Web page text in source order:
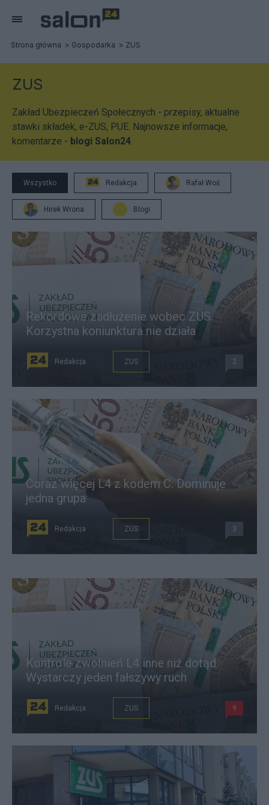
Strona główna Gospodarka ZUS
ZUS
Zakład Ubezpieczeń Społecznych - przepisy, aktualne
stawki składek, e-ZUS, PUE. Najnowsze informacje,
komentarze - blogi Salon24.
Wszystko Redakcja Rafał Woś
Hirek Wrona Blogi
Rekordowe zadłużenie wobec ZUS.
Korzystna koniunktura nie działa
Redakcja ZUS 2
Coraz więcej L4 z kodem C. Dominuje
jedna grupa
Redakcja ZUS 3
Kontrole zwolnień L4 inne niż dotąd.
Wystarczy jeden fałszywy ruch
Redakcja ZUS 9